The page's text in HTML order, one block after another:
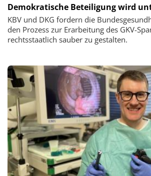
Demokratische Beteiligung wird
KBV und DKG fordern die
den Prozess zur Erarbeitung des GKV-
rechtsstaatlich sauber zu gestalten.